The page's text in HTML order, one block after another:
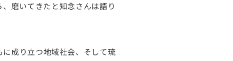
磨いてきたと知念さんは語り
成り立つ地域社会、そして琉